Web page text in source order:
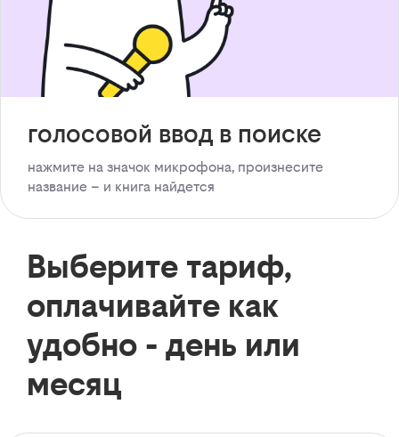
голосовой ввод в поиске
нажмите на значок микрофона, произнесите
название – и книга найдется
Выберите тариф,
оплачивайте как
удобно - день или
месяц